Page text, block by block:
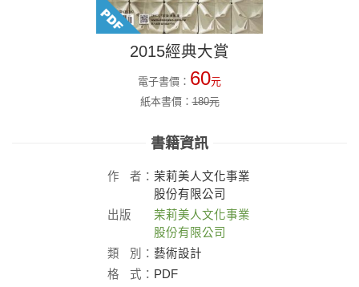
2015經典大賞
電子書價： 60元
紙本書價：180元
書籍資訊
作 者： 茉莉美人文化事業
股份有限公司
出版
茉莉美人文化事業
股份有限公司
類
別： 藝術設計
格
式： PDF